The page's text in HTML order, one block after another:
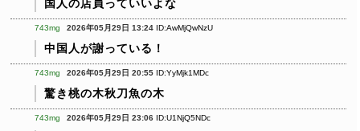
国人の店員っていいよな
743mg 2026年05月29日 13:24 ID:AwMjQwNzU
中国人が謝っている！
743mg 2026年05月29日 20:55 ID:YyMjk1MDc
驚き桃の木秋刀魚の木
743mg 2026年05月29日 23:06 ID:U1NjQ5NDc